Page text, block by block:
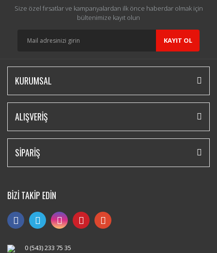
Size özel fırsatlar ve kampanyalardan ilk önce haberdar olmak için
bültenimize kayıt olun
KAYIT OL
KURUMSAL
ALIŞVERİŞ
SİPARİŞ
BİZİ TAKİP EDİN
0 (543) 233 75 35